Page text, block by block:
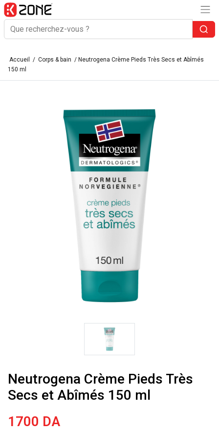
Accueil / Corps & bain / Neutrogena Crème Pieds Très Secs et Abîmés
150 ml
Neutrogena Crème Pieds Très
Secs et Abîmés 150 ml
1700 DA